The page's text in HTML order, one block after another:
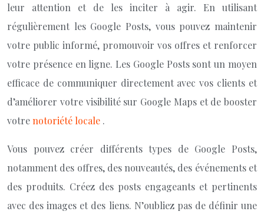
leur attention et de les inciter à agir. En utilisant
régulièrement les Google Posts, vous pouvez maintenir
votre public informé, promouvoir vos offres et renforcer
votre présence en ligne. Les Google Posts sont un moyen
efficace de communiquer directement avec vos clients et
d’améliorer votre visibilité sur Google Maps et de booster
votrenotoriété locale .
Vous pouvez créer différents types de Google Posts,
notamment des offres, des nouveautés, des événements et
des produits. Créez des posts engageants et pertinents
avec des images et des liens. N’oubliez pas de définir une